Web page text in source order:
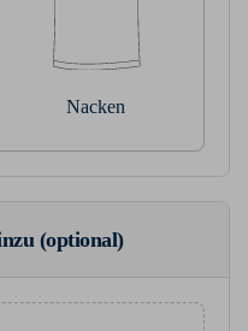
Nacken
(optional)